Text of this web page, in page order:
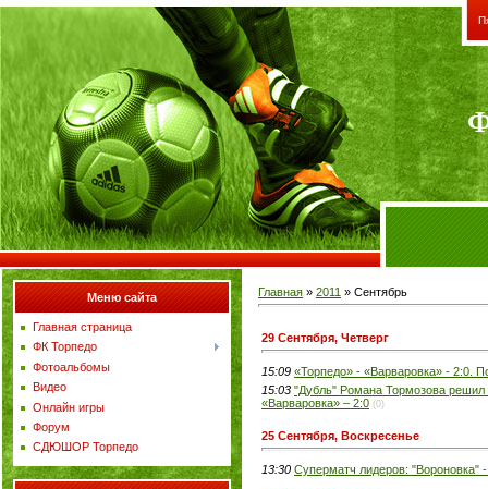
Меню сайта
Главная страница
ФК Торпедо
Фотоальбомы
Видео
Онлайн игры
Форум
СДЮШОР Торпедо
Главная » 2011 » Сентябрь
29 Сентября, Четверг
15:09 «Торпедо» - «Варваровка» - 2:0.
15:03 "Дубль" Романа Тормозова решил
«Варваровка» – 2:0 (0)
25 Сентября, Воскресенье
13:30 Суперматч лидеров: "Вороновка"